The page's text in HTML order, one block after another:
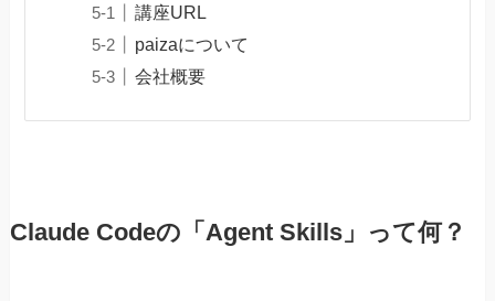
講座URL
paizaについて
会社概要
Claude Codeの「Agent Skills」って何？